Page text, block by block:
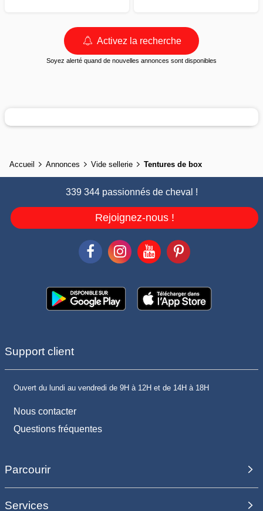
Activez la recherche
Soyez alerté quand de nouvelles annonces sont disponibles
Accueil Annonces Vide sellerie Tentures de box
339 344 passionnés de cheval !
Rejoignez-nous !
Support client
Ouvert du lundi au vendredi de 9H à 12H et de 14H à 18H
Nous contacter
Questions fréquentes
Parcourir
Services